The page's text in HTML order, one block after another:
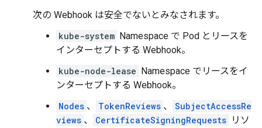
次の Webhook は安全でないとみなされます。
kube-system Namespace で Pod とリースを
インターセプトする Webhook。
kube-node-lease Namespace でリースをイ
ンターセプトする Webhook。
Nodes 、 TokenReviews 、
SubjectAccessRe
views 、 CertificateSigningRequests リソ